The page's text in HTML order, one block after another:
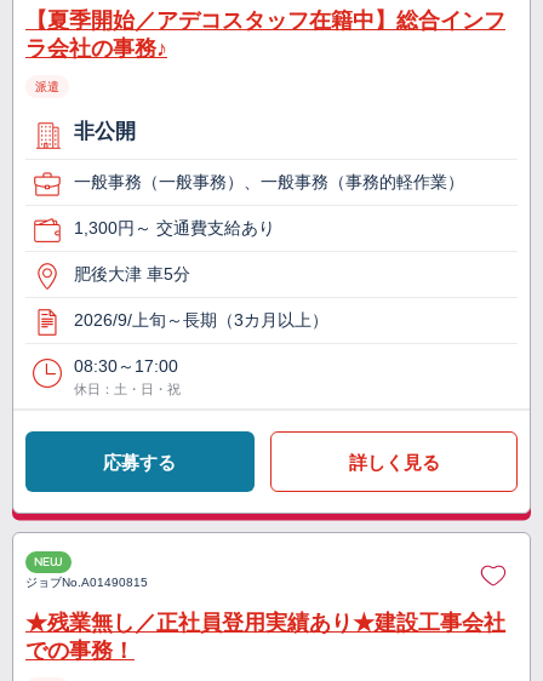
【夏季開始／アデコスタッフ在籍中】総合インフ
ラ会社の事務♪
派遣
非公開
一般事務（一般事務）、一般事務（事務的軽作業）
1,300円～ 交通費支給あり
肥後大津 車5分
2026/9/上旬～長期（3カ月以上）
08:30～17:00
休日：土・日・祝
応募する 詳しく見る
NEW
ジョブNo.A01490815
★残業無し／正社員登用実績あり★建設工事会社
での事務！